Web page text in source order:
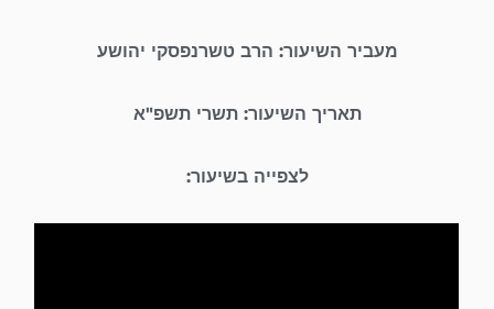
מעביר השיעור: הרב טשרנפסקי יהושע
תאריך השיעור: תשרי תשפ"א
לצפייה בשיעור: